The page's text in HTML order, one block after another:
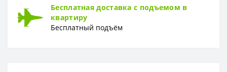
Бесплатная доставка с подъемом в
квартиру
Бесплатный подъём